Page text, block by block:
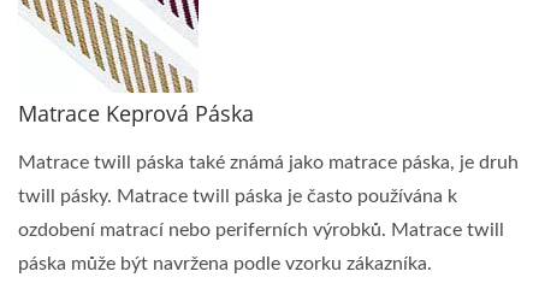
Matrace Keprová Páska
Matrace twill páska také známá jako matrace páska, je druh
twill pásky. Matrace twill páska je často používána k
ozdobení matrací nebo periferních výrobků. Matrace twill
páska může být navržena podle vzorku zákazníka.